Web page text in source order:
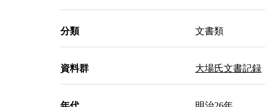
分類 文書類
資料群 大場氏文書記録